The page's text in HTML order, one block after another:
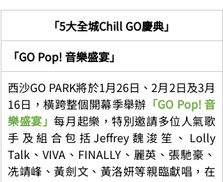
「5大全城Chill GO慶典」
「GO Pop! 音樂盛宴」
西沙GO PARK將於1月26日、2月2日及3月
16日，橫跨整個開幕季舉辦 「GO Pop! 音
樂盛宴」每月起樂，特別邀請多位人氣歌
手及組合包括Jeffrey魏浚笙、Lolly
Talk、VIVA、FINALLY、麗英、張馳豪、
冼靖峰、黃劍文、黃洛妍等親臨獻唱，在